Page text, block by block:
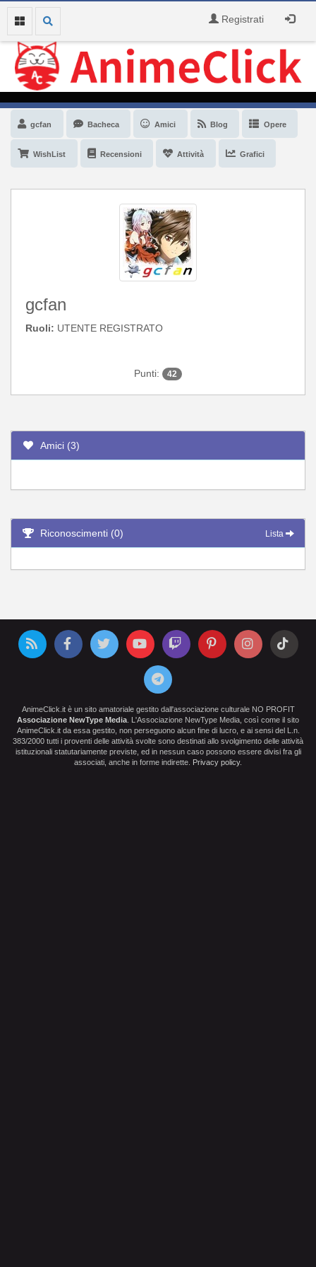
Registrati
gcfan Bacheca Amici Blog Opere
WishList Recensioni Attività Grafici
gcfan
Ruoli: UTENTE REGISTRATO
Punti: 42
Amici (3)
Riconoscimenti (0) Lista
AnimeClick.it è un sito amatoriale gestito dall'associazione culturale NO PROFIT
Associazione NewType Media . L'Associazione NewType Media, così come il sito
AnimeClick.it da essa gestito, non perseguono alcun fine di lucro, e ai sensi del L.n.
383/2000 tutti i proventi delle attività svolte sono destinati allo svolgimento delle attività
istituzionali statutariamente previste, ed in nessun caso possono essere divisi fra gli
associati, anche in forme indirette. Privacy policy.